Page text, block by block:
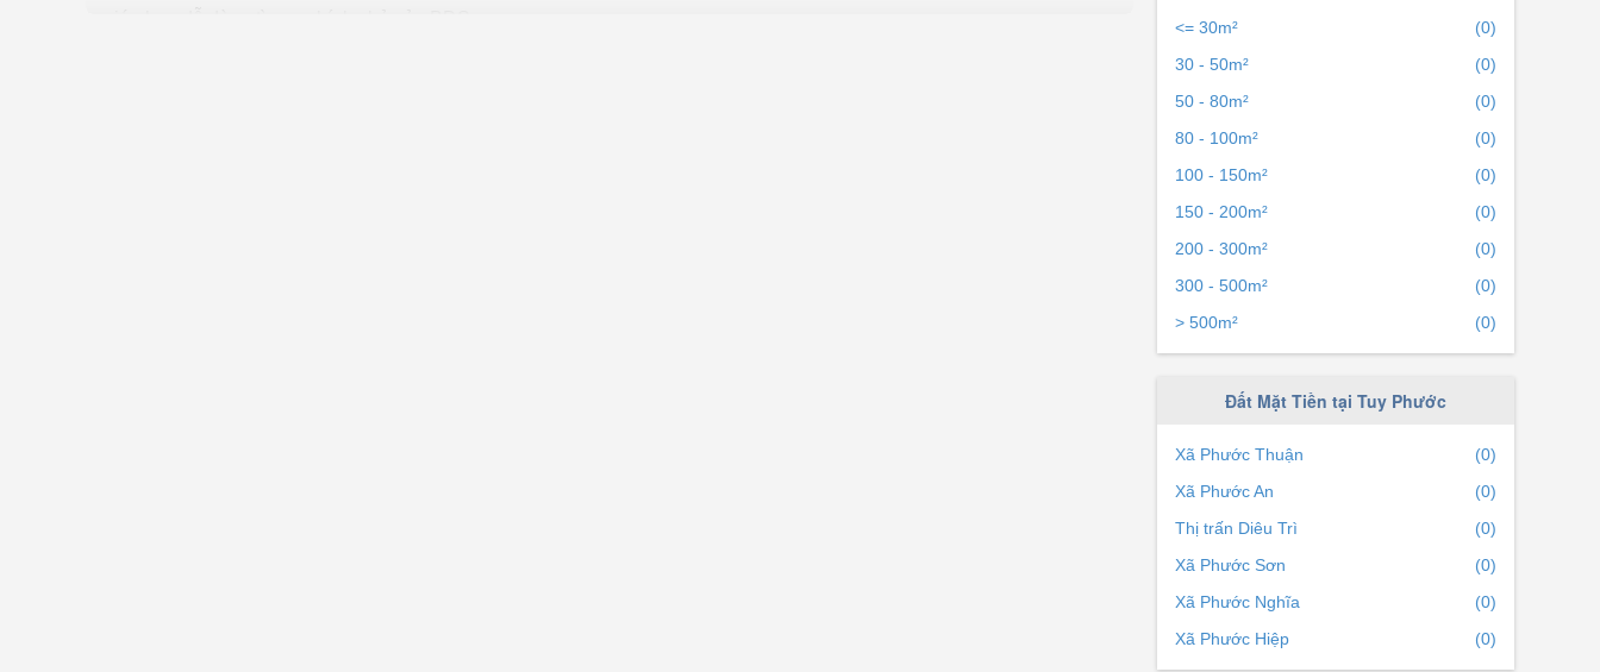
<= 30m²
(0)
30 - 50m²
(0)
50 - 80m²
(0)
80 - 100m²
(0)
100 - 150m²
(0)
150 - 200m²
(0)
200 - 300m²
(0)
300 - 500m²
(0)
> 500m²
(0)
Đất Mặt Tiền tại Tuy Phước
Xã Phước Thuận
(0)
Xã Phước An
(0)
Thị trấn Diêu Trì
(0)
Xã Phước Sơn
(0)
Xã Phước Nghĩa
(0)
Xã Phước Hiệp
(0)